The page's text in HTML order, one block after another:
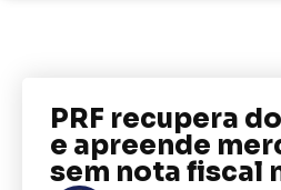
PRF recupera
e apreende
sem nota fiscal